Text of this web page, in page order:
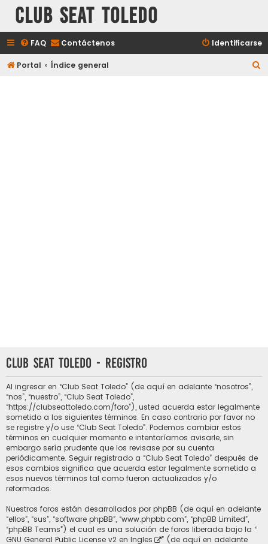
Club Seat Toledo
FAQ Contáctenos Identificarse
Portal Índice general
Club Seat Toledo - Registro
Al ingresar en “Club Seat Toledo” (de aquí en adelante “nosotros”,
“nos”, “nuestro”, “Club Seat Toledo”,
“https://clubseattoledo.com/foro”), usted acuerda estar legalmente
sometido a los siguientes términos. En caso contrario por favor no
se registre y/o use “Club Seat Toledo”. Podemos cambiar estos
términos en cualquier momento e intentaríamos avisarle, sin
embargo sería prudente que los revisase por su cuenta
periódicamente. Seguir registrado a “Club Seat Toledo” después de
esos cambios significa que acuerda estar legalmente sometido a
esos nuevos términos tal como fueron actualizados y/o
reformados.
Nuestros foros están desarrollados por phpBB (de aquí en adelante
“ellos”, “sus”, “software phpBB”, “www.phpbb.com”, “phpBB Limited”,
“phpBB Teams”) el cual es una solución de foros liberada bajo la “
GNU General Public License v2 en Ingles
” (de aquí en adelante